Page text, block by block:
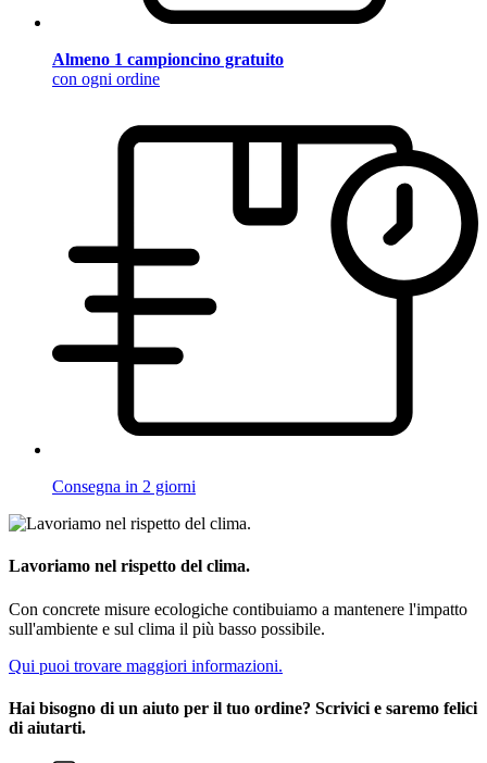
Almeno 1 campioncino gratuito
con ogni ordine
Consegna in 2 giorni
Lavoriamo nel rispetto del clima.
Con concrete misure ecologiche contibuiamo a mantenere l'impatto
sull'ambiente e sul clima il più basso possibile.
Qui puoi trovare maggiori informazioni.
Hai bisogno di un aiuto per il tuo ordine? Scrivici e saremo felici
di aiutarti.